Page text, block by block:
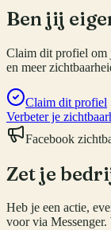
Ben jij
Claim dit profiel om
en meer
Claim dit profiel
Verbeter je
Facebook
Zet je
Heb je een actie,
voor via